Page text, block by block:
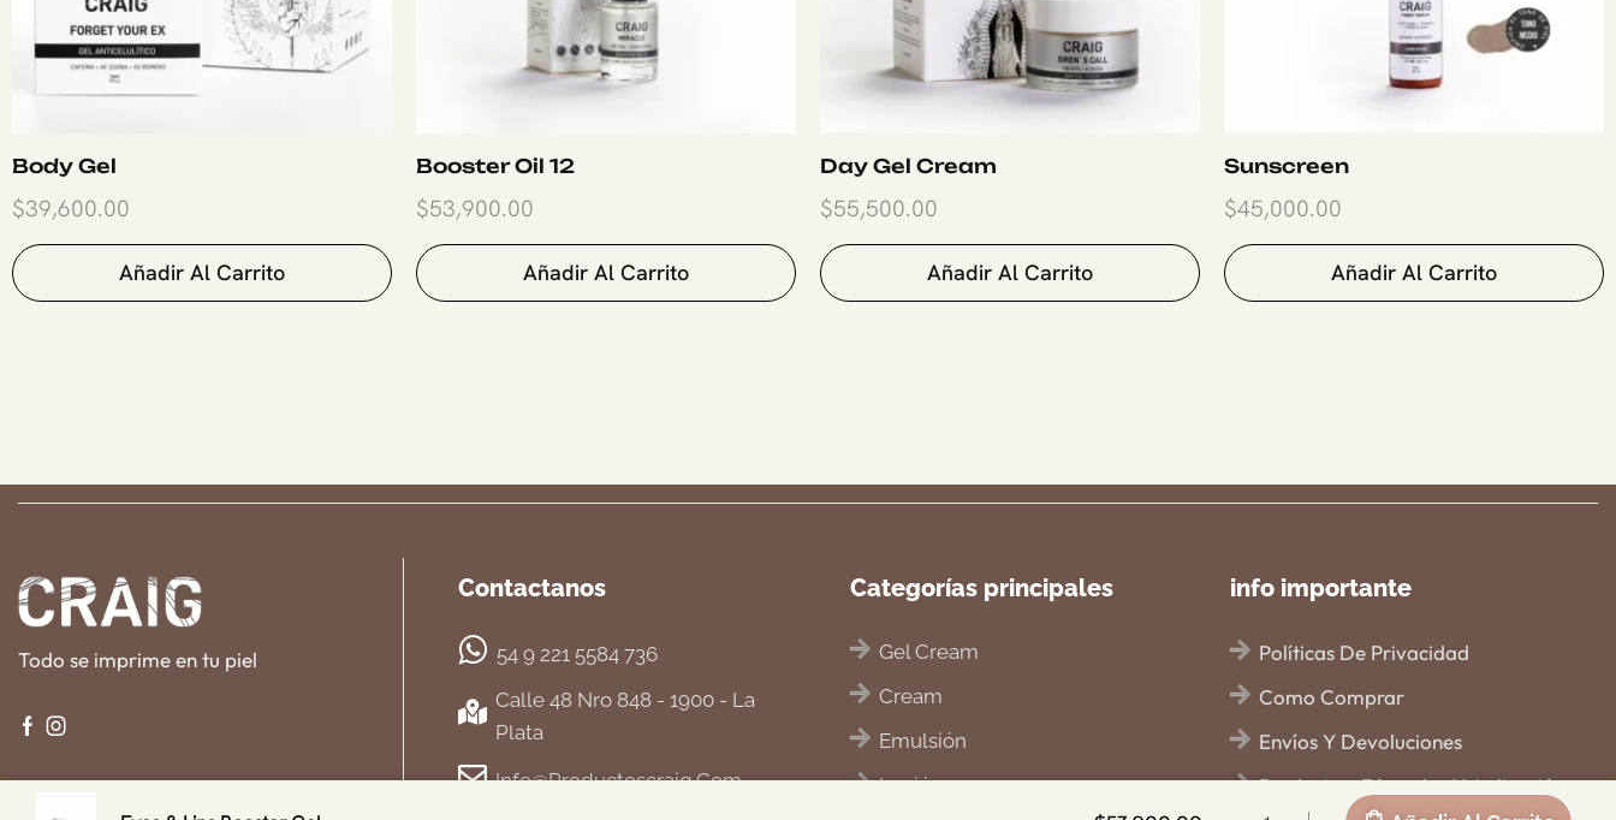
Body Gel
$39,600.00
Añadir Al Carrito
Booster Oil 12
$53,900.00
Añadir Al Carrito
Day Gel Cream
$55,500.00
Añadir Al Carrito
Sunscreen
$45,000.00
Añadir Al Carrito
Todo se imprime en tu piel
Contactanos
54 9 221 5584 736
Calle 48 Nro 848 - 1900 - La
Plata
Info@productoscraig.com
Categorías principales
Gel Cream
Cream
Emulsión
Loción
info importante
Políticas De Privacidad
Como Comprar
Envíos Y Devoluciones
Productos, Fórmulas Y Aplicación